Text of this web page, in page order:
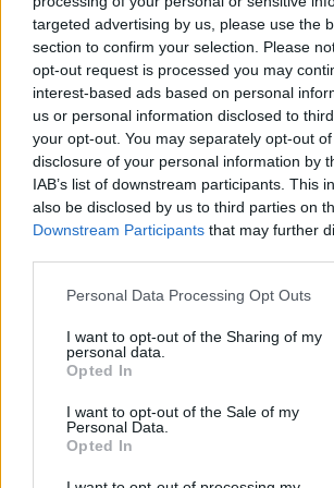
targeted advertising by us, please use the
section to confirm your selection. Please
opt-out request is processed you may
interest-based ads based on personal
us or personal information disclosed to
your opt-out. You may separately opt-out
disclosure of your personal information by
IAB’s list of downstream participants. This
also be disclosed by us to third parties on
Downstream Participants that may further
Please note that this website/app uses one
not limited to your visit or usage behaviour.
grant or deny consent to Google and its
use your data for below specified purposes
consent section.
Personal Data Processing Opt Outs
I want to opt-out of the Sharing of my
personal data.
Opted In
I want to opt-out of the Sale of my
Personal Data.
Opted In
src="//platform.twitter.com/
charset="utf-8">
Ezt olvastad már?Egy 16 éves srác
Jennernek, és az egész internet a
Megöltem mindhárom férjem és
Kris Jenner out here serving &quot;I
Husbands And You'll Never Catch
pic.twitter.com/daf4VckVQZ
src="//platform.twitter.com/
charset="utf-8">
Én gazdag vagyok, ti pedig mind
Kris Jenner with the
y&#8217;all poor&#8221; looks. LOL!